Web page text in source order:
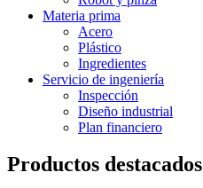
Materia prima
Acero
Plástico
Ingredientes
Servicio de ingeniería
Inspección
Diseño industrial
Plan financiero
Productos destacados